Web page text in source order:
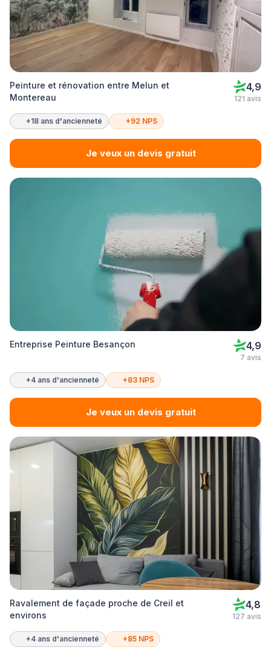
Peinture et rénovation entre Melun et
Montereau
4,9
121 avis
+18 ans d'ancienneté +92 NPS
Je veux un devis gratuit
Entreprise Peinture Besançon 4,9
7 avis
+4 ans d'ancienneté +83 NPS
Je veux un devis gratuit
Ravalement de façade proche de Creil et
environs
4,8
127 avis
+4 ans d'ancienneté +85 NPS